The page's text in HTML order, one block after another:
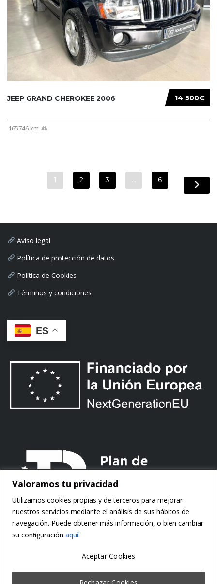
Valoramos tu privacidad
Utilizamos cookies propias y de terceros para mejorar
nuestros servicios mediante el análisis de sus hábitos de
navegación. Puede obtener más información, o bien cambiar
su conﬁguración aquí.
Rechazar Cookies
Aceptar Cookies
14 500€
JEEP GRAND CHEROKEE 2006
165746 km
1 2 3 … 6
Aviso legal
Política de protección de datos
Política de Cookies
Términos y condiciones
ES